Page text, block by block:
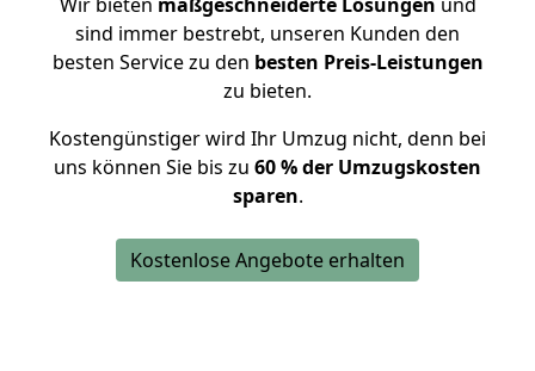
sind immer bestrebt, unseren Kunden den
besten Service zu den besten Preis-Leistungen
zu bieten.
Kostengünstiger wird Ihr Umzug nicht, denn bei
uns können Sie bis zu 60 % der Umzugskosten
sparen.
Kostenlose Angebote erhalten